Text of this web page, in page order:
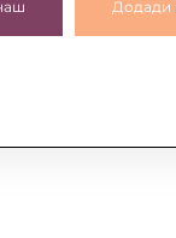
Додади